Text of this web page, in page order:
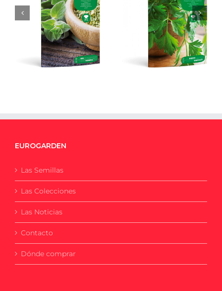
Orégano Perejil Común
EUROGARDEN
Las Semillas
Las Colecciones
Las Noticias
Contacto
Dónde comprar